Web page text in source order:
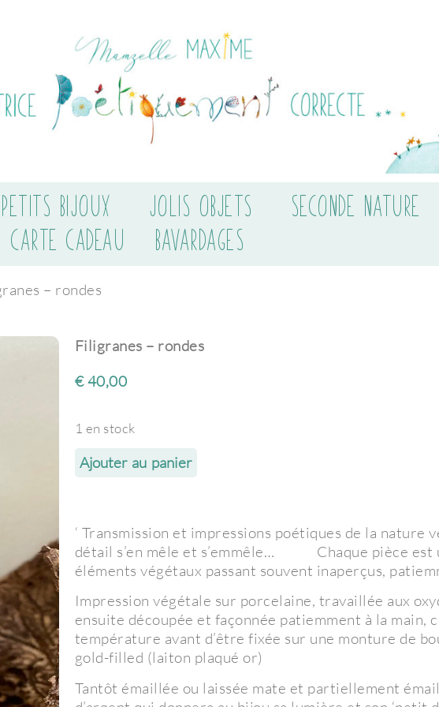
PETITS BIJOUX JOLIS OBJETS SECONDE NATURE
CARTE CADEAU
BAVARDAGES
– rondes
Filigranes – rondes
€40,00
1 en stock
Ajouter au panier
‘ Transmission et impressions poétiques de la
détail s’en mêle et s’emmêle… Chaque pièce est
éléments végétaux passant souvent inaperçus,
Impression végétale sur porcelaine, travaillée aux
ensuite découpée et façonnée patiemment à la main,
température avant d’être fixée sur une monture de
gold-filled (laiton plaqué or)
Tantôt émaillée ou laissée mate et partiellement